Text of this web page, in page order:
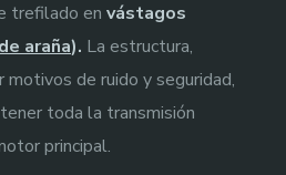
trefilado en vástagos
araña). La estructura,
de ruido y seguridad,
toda la transmisión
principal.